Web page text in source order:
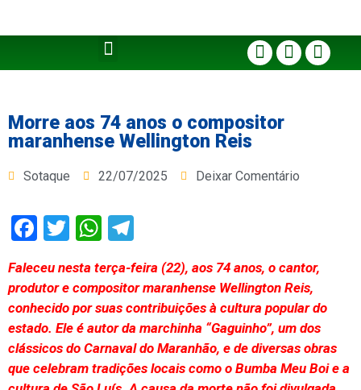
Morre aos 74 anos o compositor
maranhense Wellington Reis
Sotaque 22/07/2025 Deixar Comentário
Facebook
TwitterWhatsApp
Faleceu nesta terça-feira (22), aos 74 anos, o cantor,
produtor e compositor maranhense Wellington Reis,
conhecido por suas contribuições à cultura popular do
estado. Ele é autor da marchinha “Gaguinho”, um dos
clássicos do Carnaval do Maranhão, e de diversas obras
que celebram tradições locais como o Bumba Meu Boi e a